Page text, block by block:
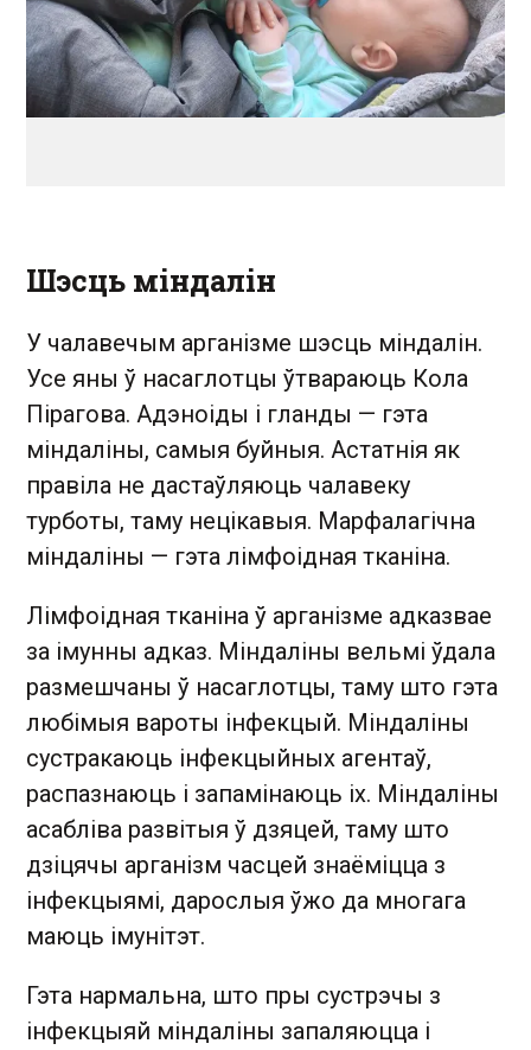
Шэсць міндалін
У чалавечым арганізме шэсць міндалін.
Усе яны ў насаглотцы ўтвараюць Кола
Пірагова. Адэноіды і гланды — гэта
міндаліны, самыя буйныя. Астатнія як
правіла не дастаўляюць чалавеку
турботы, таму нецікавыя. Марфалагічна
міндаліны — гэта лімфоідная тканіна.
Лімфоідная тканіна ў арганізме адказвае
за імунны адказ. Міндаліны вельмі ўдала
размешчаны ў насаглотцы, таму што гэта
любімыя вароты інфекцый. Міндаліны
сустракаюць інфекцыйных агентаў,
распазнаюць і запамінаюць іх. Міндаліны
асабліва развітыя ў дзяцей, таму што
дзіцячы арганізм часцей знаёміцца з
інфекцыямі, дарослыя ўжо да многага
маюць імунітэт.
Гэта нармальна, што пры сустрэчы з
інфекцыяй міндаліны запаляюцца і